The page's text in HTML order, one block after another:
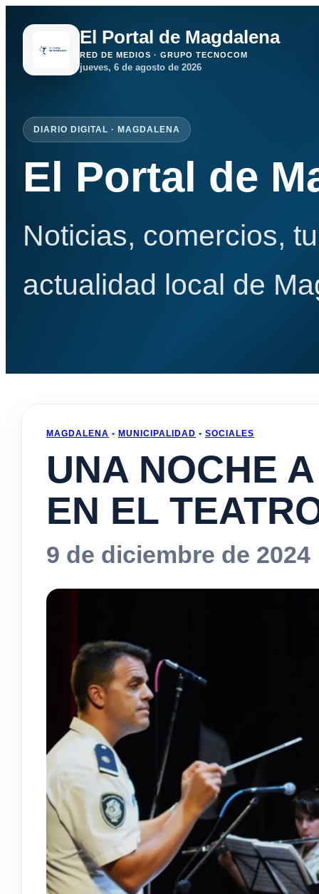
El Portal de Magdalena
RED DE MEDIOS · GRUPO TECNOCOM
jueves, 6 de agosto de 2026
DIARIO DIGITAL · MAGDALENA
El Portal de
Noticias, comercios,
actualidad local de
MAGDALENA • MUNICIPALIDAD • SOCIALES
UNA NOCHE
EN EL
9 de diciembre de 2024